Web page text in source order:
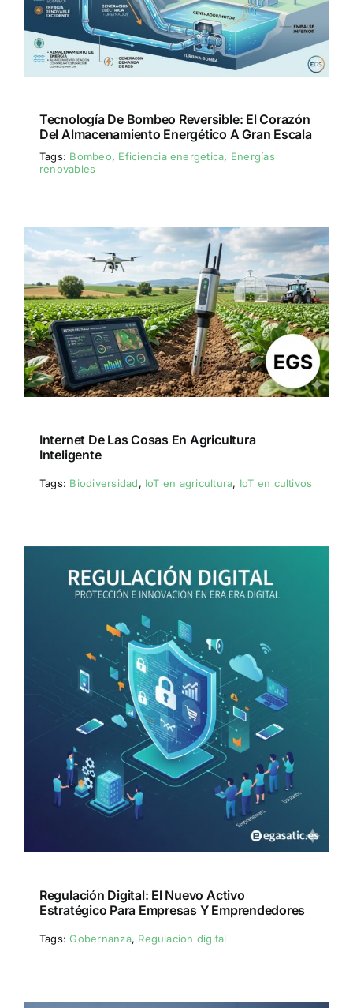
Tecnología De Bombeo Reversible: El Corazón
Del Almacenamiento Energético A Gran Escala
Tags: Bombeo, Eficiencia energetica, Energías
renovables
Internet De Las Cosas En Agricultura
Inteligente
Tags: Biodiversidad, IoT en agricultura, IoT en cultivos
Regulación Digital: El Nuevo Activo
Estratégico Para Empresas Y Emprendedores
Tags:Gobernanza, Regulacion digital